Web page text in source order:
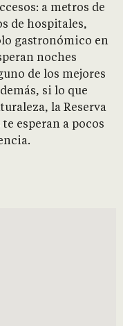
a metros de
de hospitales,
gastronómico en
noches
de los mejores
si lo que
la Reserva
esperan a pocos